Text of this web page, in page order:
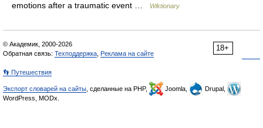
emotions after a traumatic event …
Wiktionary
18+
© Академик, 2000-2026
Обратная связь: Техподдержка Реклама на сайте
👣 Путешествия
Экспорт словарей на сайты , сделанные на PHP, Joomla,
Drupal,
WordPress, MODx.